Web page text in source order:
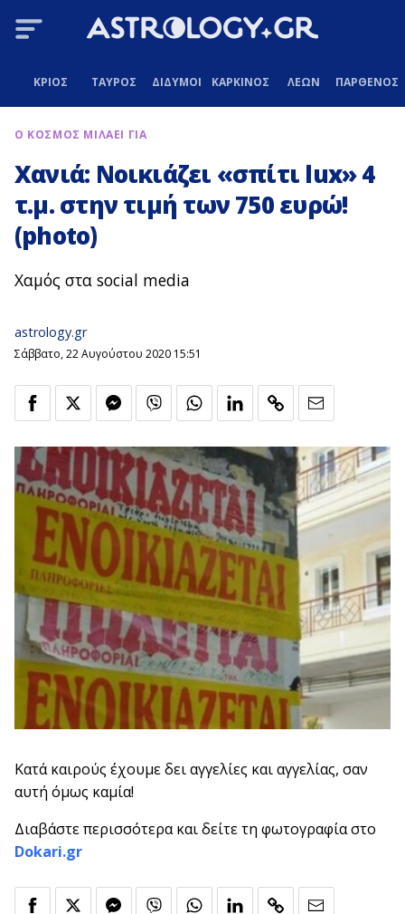
ΚΡΙΟΣ ΤΑΥΡΟΣ ΔΙΔΥΜΟΙ ΚΑΡΚΙΝΟΣ ΛΕΩΝ ΠΑΡΘΕΝΟΣ
Ο ΚΟΣΜΟΣ ΜΙΛΑΕΙ ΓΙΑ
Χανιά: Νοικιάζει «σπίτι lux» 4
τ.μ. στην τιμή των 750 ευρώ!
(photo)
Χαμός στα social media
astrology.gr
Σάββατο, 22 Αυγούστου 2020 15:51
Κατά καιρούς έχουμε δει αγγελίες και αγγελίας, σαν
αυτή όμως καμία!
Διαβάστε περισσότερα και δείτε τη φωτογραφία στο
Dokari.gr